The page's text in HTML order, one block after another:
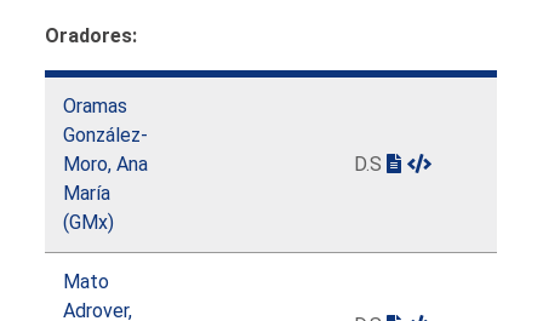
Oradores:
Oramas
González-
Moro, Ana
María
(GMx)
D.S
Mato
Adrover,